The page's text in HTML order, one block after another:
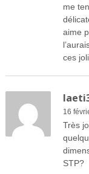
me
aime
ces
16
Très
STP?